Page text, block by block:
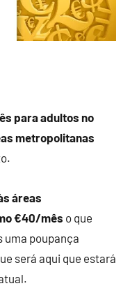
para adultos no
metropolitanas
áreas
€40/mês o que
poupança
será aqui que estará